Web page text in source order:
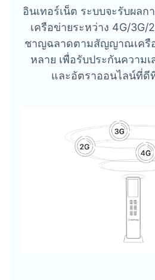
อินเทอร์เน็ต ระบบจะรับผล
เครือข่ายระหว่าง 4G/3G/
ชาญฉลาดตามสัญญาณเครื
หลาย เพื่อรับประกันความเ
และอัตราออนไลน์ที่ดี